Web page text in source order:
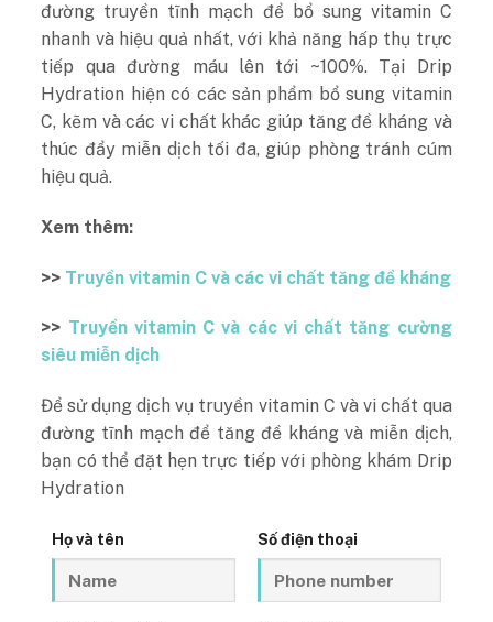
đường truyền tĩnh mạch để bổ sung vitamin C
nhanh và hiệu quả nhất, với khả năng hấp thụ trực
tiếp qua đường máu lên tới ~100%. Tại Drip
Hydration hiện có các sản phẩm bổ sung vitamin
C, kẽm và các vi chất khác giúp tăng đề kháng và
thúc đẩy miễn dịch tối đa, giúp phòng tránh cúm
hiệu quả.
Xem thêm:
>> Truyền vitamin C và các vi chất tăng đề kháng
>> Truyền vitamin C và các vi chất tăng cường
siêu miễn dịch
Để sử dụng dịch vụ truyền vitamin C và vi chất qua
đường tĩnh mạch để tăng đề kháng và miễn dịch,
bạn có thể đặt hẹn trực tiếp với phòng khám Drip
Hydration
Họ và tên Số điện thoại